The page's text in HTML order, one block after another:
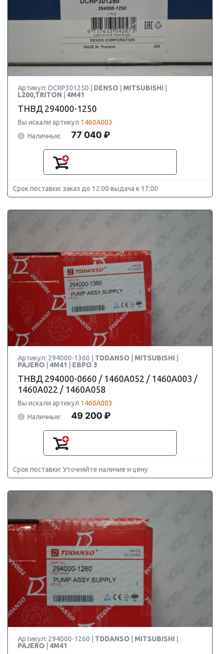
Артикул: DCRP301250 | DENSO MITSUBISHI
L200,TRITON
4M41
ТНВД 294000-1250
Вы искали артикул 1460A003
Наличные:
77 040 ₽
Срок поставки: заказ до 12:00 выдача к 17:00
Артикул: 294000-1360 | TDDANSO MITSUBISHI
PAJERO
4M41 ЕВРО 3
ТНВД 294000-0660 / 1460A052 / 1460A003 /
1460A022 / 1460A058
Вы искали артикул 1460A003
Наличные:
49 200 ₽
Срок поставки: Уточняйте наличие и цену
Артикул: 294000-1260 | TDDANSO MITSUBISHI
PAJERO
4M41